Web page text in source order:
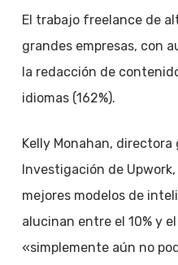
El trabajo freelance de
grandes empresas, con
la redacción de
idiomas (162%).
Kelly Monahan,
Investigación de
mejores modelos de
alucinan entre el 10% y
«simplemente aún no